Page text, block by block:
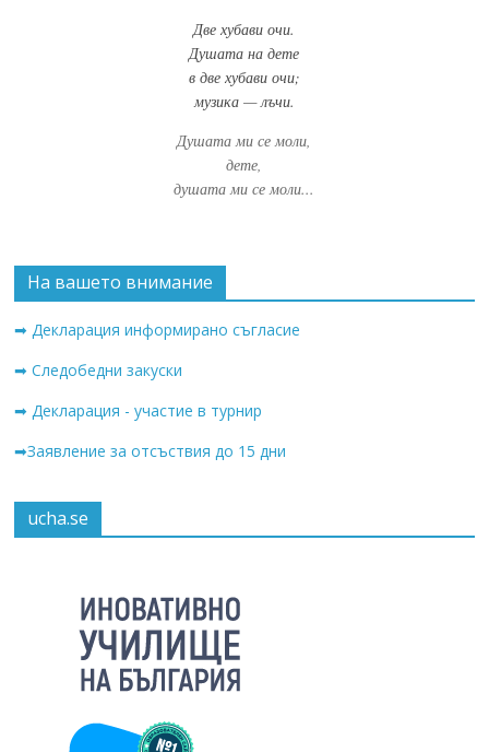
Две хубави очи.
Душата на дете
в две хубави очи;
музика — лъчи.
Душата ми се моли,
дете,
душата ми се моли...
На вашето внимание
➡ Декларация информирано съгласие
➡ Следобедни закуски
➡ Декларация - участие в турнир
➡Заявление за отсъствия до 15 дни
ucha.se